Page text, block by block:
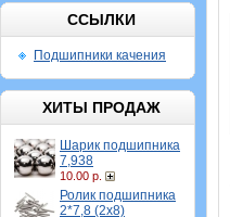
ССЫЛКИ
Подшипники качения
ХИТЫ ПРОДАЖ
Шарик подшипника
7,938
10.00 р.
Ролик подшипника
2*7,8 (2х8)